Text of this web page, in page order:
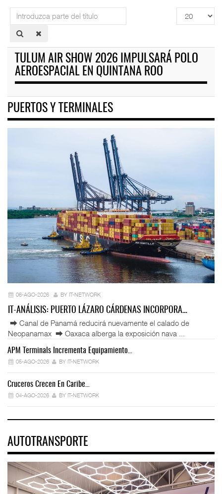
Introduzca
parte
del
Cantidad
a
TULUM AIR SHOW 2026 IMPULSARÁ POLO
AEROESPACIAL EN QUINTANA ROO
PUERTOS Y TERMINALES
06-AGO-2026 BY IT-NETWORK
IT-ANÁLISIS: PUERTO LÁZARO CÁRDENAS INCORPORA…
⮕ Canal de Panamá reducirá nuevamente el calado de
Neopanamax ⮕ Oaxaca alberga la exposición nava ...
APM Terminals Incrementa Equipamiento…
05-AGO-2026 BY IT-NETWORK
Cruceros Crecen En Caribe…
04-AGO-2026 BY IT-NETWORK
AUTOTRANSPORTE